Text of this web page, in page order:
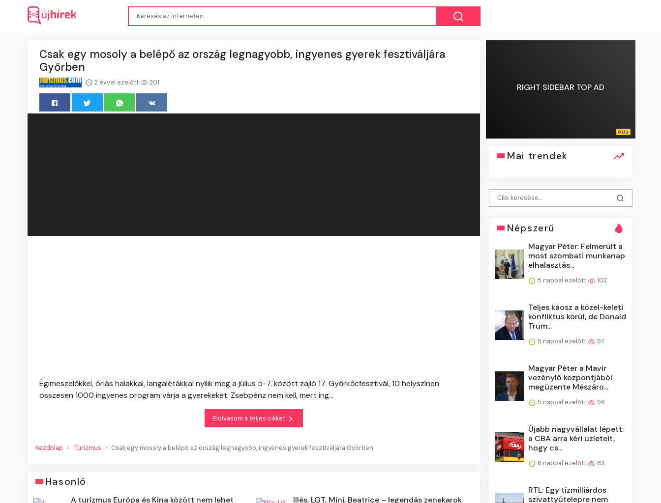
Csak egy mosoly a belépő az ország legnagyobb, ingyenes gyerek fesztiváljára
Győrben
2 évvel ezelőtt 201
Égimeszelőkkel, óriás halakkal, langalétákkal nyílik meg a július 5-7. között zajló 17. Győrkőcfesztivál, 10 helyszínen
összesen 1000 ingyenes program várja a gyerekeket. Zsebpénz nem kell, mert ing...
Elolvasom a teljes cikket
Kezdőlap Turizmus Csak egy mosoly a belépő az ország legnagyobb, ingyenes gyerek fesztiváljára Győrben
Hasonló
A turizmus Európa és Kína között nem lehet
Illés, LGT, Mini, Beatrice – legendás zenekarok
RIGHT SIDEBAR TOP AD
Mai trendek
Népszerű
Magyar Péter: Felmerült a
most szombati munkanap
elhalasztás...
5 nappal ezelőtt 102
Teljes káosz a közel-keleti
konfliktus körül, de Donald
Trum...
5 nappal ezelőtt 97
Magyar Péter a Mavir
vezénylő központjából
megüzente Mészáro...
5 nappal ezelőtt 96
Újabb nagyvállalat lépett:
a CBA arra kéri üzleteit,
hogy cs...
6 nappal ezelőtt 83
RTL: Egy tízmilliárdos
szivattyútelepre nem